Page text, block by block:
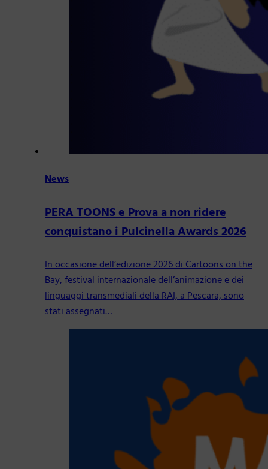
News
PERA TOONS e Prova a non ridere
conquistano i Pulcinella Awards 2026
In occasione dell’edizione 2026 di Cartoons on the
Bay, festival internazionale dell’animazione e dei
linguaggi transmediali della RAI, a Pescara, sono
stati assegnati…